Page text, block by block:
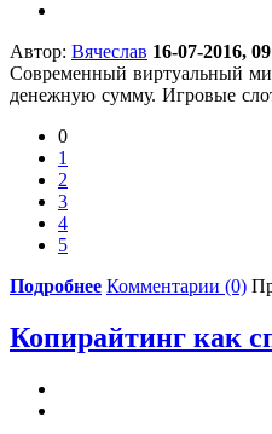
Автор: Вячеслав 16-07-2016,
Современный виртуальный
денежную сумму. Игровые
0
1
2
3
4
5
Подробнее Комментарии (0)
Копирайтинг как